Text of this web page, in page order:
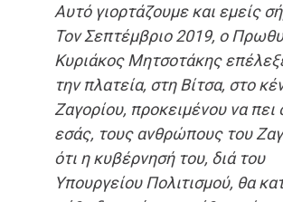
Αυτό γιορτάζουμε και εμείς
Τον Σεπτέμβριο 2019, ο
Κυριάκος Μητσοτάκης
την πλατεία, στη Βίτσα, στο
Ζαγορίου, προκειμένου να πει
εσάς, τους ανθρώπους του
ότι η κυβέρνησή του, διά του
Υπουργείου Πολιτισμού, θα